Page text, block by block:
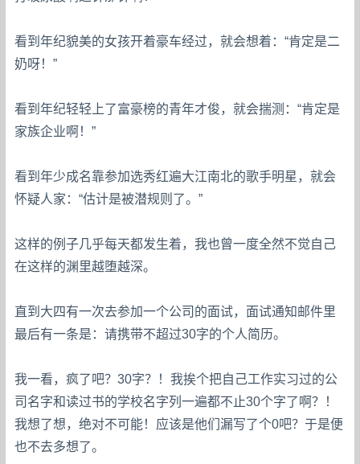
看到年纪貌美的女孩开着豪车经过，就会想着：“肯定是二
奶呀！”
看到年纪轻轻上了富豪榜的青年才俊，就会揣测：“肯定是
家族企业啊！”
看到年少成名靠参加选秀红遍大江南北的歌手明星，就会
怀疑人家：“估计是被潜规则了。”
这样的例子几乎每天都发生着，我也曾一度全然不觉自己
在这样的渊里越堕越深。
直到大四有一次去参加一个公司的面试，面试通知邮件里
最后有一条是：请携带不超过30字的个人简历。
我一看，疯了吧？30字？！我挨个把自己工作实习过的公
司名字和读过书的学校名字列一遍都不止30个字了啊？！
我想了想，绝对不可能！应该是他们漏写了个0吧？于是便
也不去多想了。